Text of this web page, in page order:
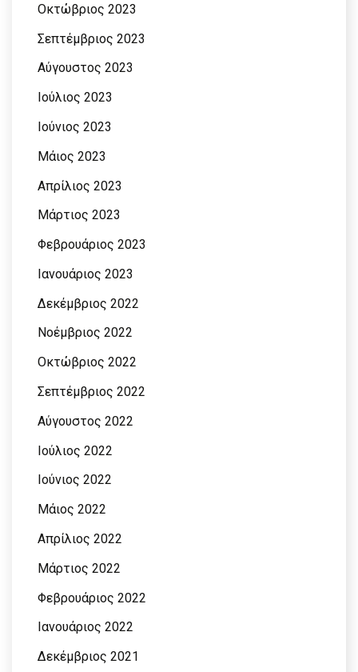
Οκτώβριος 2023
Σεπτέμβριος 2023
Αύγουστος 2023
Ιούλιος 2023
Ιούνιος 2023
Μάιος 2023
Απρίλιος 2023
Μάρτιος 2023
Φεβρουάριος 2023
Ιανουάριος 2023
Δεκέμβριος 2022
Νοέμβριος 2022
Οκτώβριος 2022
Σεπτέμβριος 2022
Αύγουστος 2022
Ιούλιος 2022
Ιούνιος 2022
Μάιος 2022
Απρίλιος 2022
Μάρτιος 2022
Φεβρουάριος 2022
Ιανουάριος 2022
Δεκέμβριος 2021